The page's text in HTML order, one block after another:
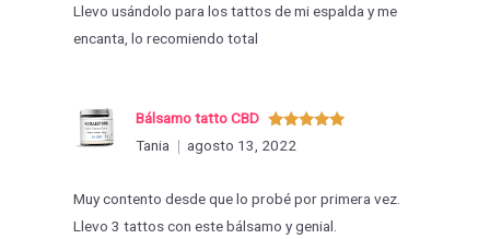
Llevo usándolo para los tattos de mi espalda y me
encanta, lo recomiendo total
Valorado
con
Bálsamo tatto CBD
Tania
agosto 13, 2022
Muy contento desde que lo probé por primera vez.
Llevo 3 tattos con este bálsamo y genial.